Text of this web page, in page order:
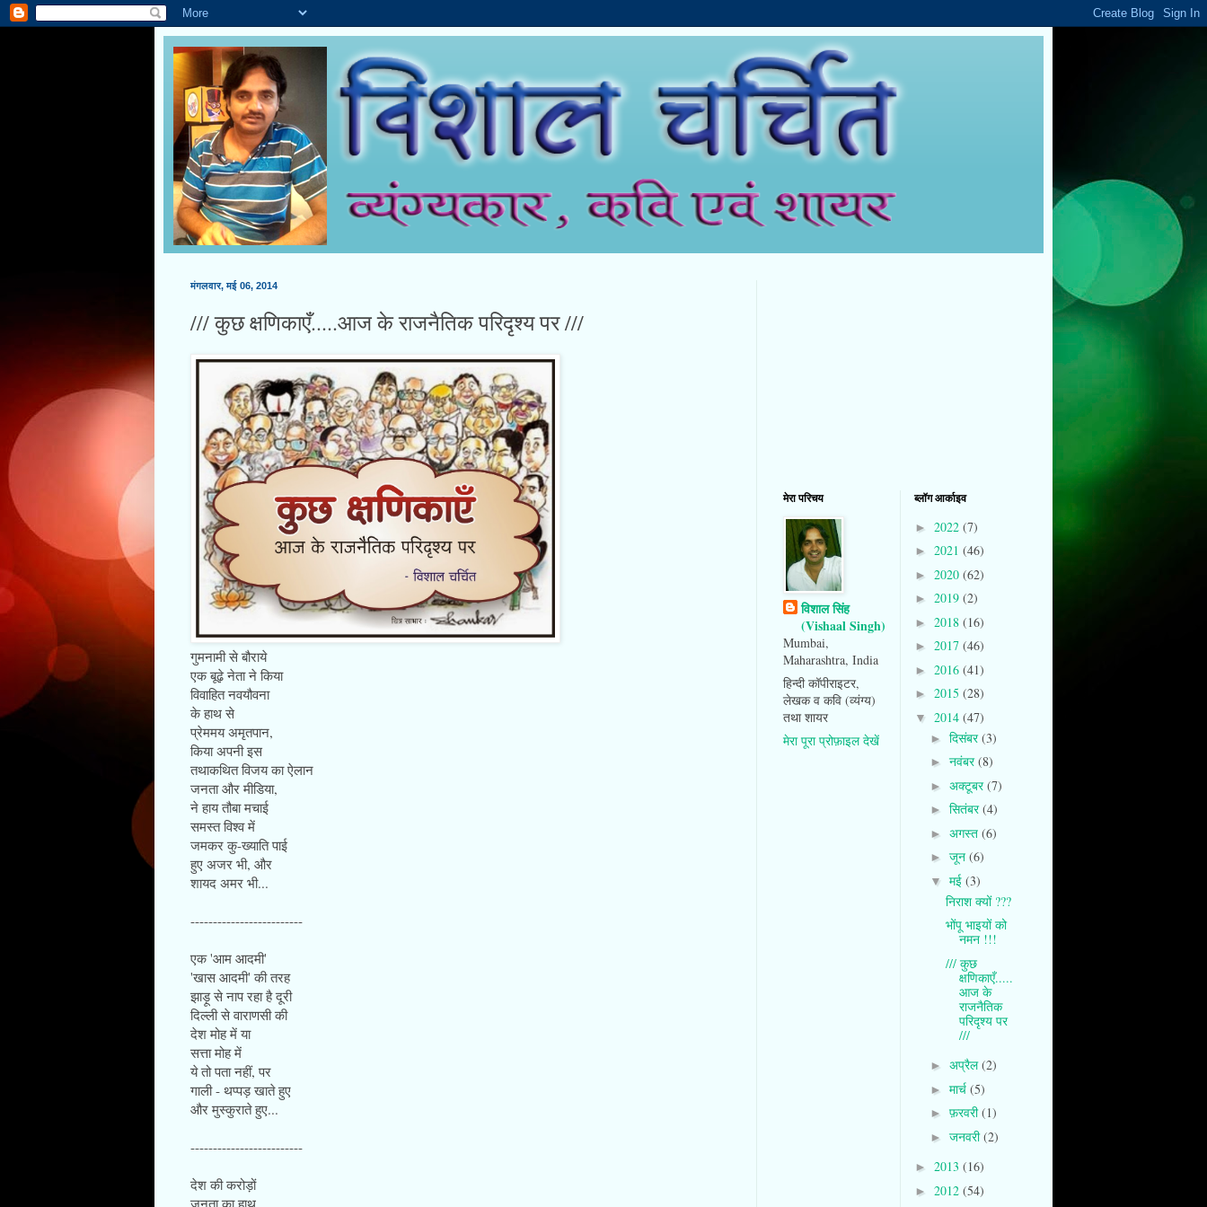
मंगलवार, मई 06, 2014
/// कुछ क्षणिकाएँ.....आज के राजनैतिक परिदृश्य पर ///
गुमनामी से बौराये
एक बूढ़े नेता ने किया
विवाहित नवयौवना
के हाथ से
प्रेममय अमृतपान,
किया अपनी इस
तथाकथित विजय का ऐलान
जनता और मीडिया,
ने हाय तौबा मचाई
समस्त विश्व में
जमकर कु-ख्याति पाई
हुए अजर भी, और
शायद अमर भी...
-------------------------
एक 'आम आदमी'
'खास आदमी' की तरह
झाड़ू से नाप रहा है दूरी
दिल्ली से वाराणसी की
देश मोह में या
सत्ता मोह में
ये तो पता नहीं, पर
गाली - थप्पड़ खाते हुए
और मुस्कुराते हुए...
-------------------------
देश की करोड़ों
जनता का हाथ
मेरा परिचय
विशाल सिंह
(Vishaal Singh)
Mumbai,
Maharashtra, India
हिन्दी कॉपीराइटर,
लेखक व कवि (व्यंग्य)
तथा शायर
मेरा पूरा प्रोफ़ाइल देखें
ब्लॉग आर्काइव
► 2022 (7)
► 2021 (46)
► 2020 (62)
► 2019 (2)
► 2018 (16)
► 2017 (46)
► 2016 (41)
► 2015 (28)
▼ 2014 (47)
► दिसंबर(3)
► नवंबर(8)
► अक्टूबर(7)
► सितंबर(4)
► अगस्त (6)
► जून (6)
▼ मई (3)
निराश क्यों ???
भोंपू भाइयों को
नमन !!!
/// कुछ
क्षणिकाएँ.....
आज के
राजनैतिक
परिदृश्य पर
///
► अप्रैल(2)
► मार्च (5)
► फ़रवरी(1)
► जनवरी(2)
► 2013 (16)
► 2012 (54)